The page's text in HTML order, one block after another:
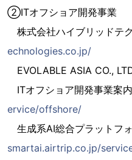
②ITオフショア開発事業
株式会社ハイブリッドテ
echnologies.co.jp/
EVOLABLE ASIA CO.,
ITオフショア開発事業案内
ervice/offshore/
生成系AI総合プラットフ
smartai.airtrip.co.jp/